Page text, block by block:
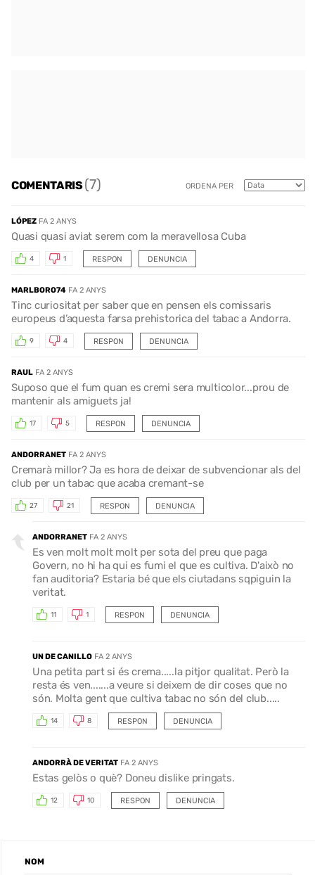
COMENTARIS(7) ORDENA PER
LÓPEZ FA 2 ANYS
Quasi quasi aviat serem com la meravellosa Cuba
RESPON
4 1 DENUNCIA
MARLBORO74 FA 2 ANYS
Tinc curiositat per saber que en pensen els comissaris
europeus d’aquesta farsa prehistorica del tabac a Andorra.
RESPON
9 4 DENUNCIA
RAUL FA 2 ANYS
Suposo que el fum quan es cremi sera multicolor...prou de
mantenir als amiguets ja!
RESPON
17 5 DENUNCIA
ANDORRANET FA 2 ANYS
Cremarà millor? Ja es hora de deixar de subvencionar als del
club per un tabac que acaba cremant-se
RESPON
27 21 DENUNCIA
ANDORRANET FA 2 ANYS
Es ven molt molt molt per sota del preu que paga
Govern, no hi ha qui es fumi el que es cultiva. D'això no
fan auditoria? Estaria bé que els ciutadans sqpiguin la
veritat.
RESPON
11 1 DENUNCIA
UN DE CANILLO FA 2 ANYS
Una petita part si és crema.....la pitjor qualitat. Però la
resta és ven.......a veure si deixem de dir coses que no
són. Molta gent que cultiva tabac no són del club.....
RESPON
14 8 DENUNCIA
ANDORRÀ DE VERITAT FA 2 ANYS
Estas gelòs o què? Doneu dislike pringats.
RESPON
12 10 DENUNCIA
NOM